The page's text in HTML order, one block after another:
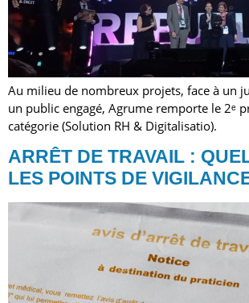
Au milieu de nombreux projets, face à un
un public engagé, Agrume remporte le 2ᵉ
catégorie (Solution RH & Digitalisatio).
ARRÊT DE TRAVAIL :
LES POINTS DE